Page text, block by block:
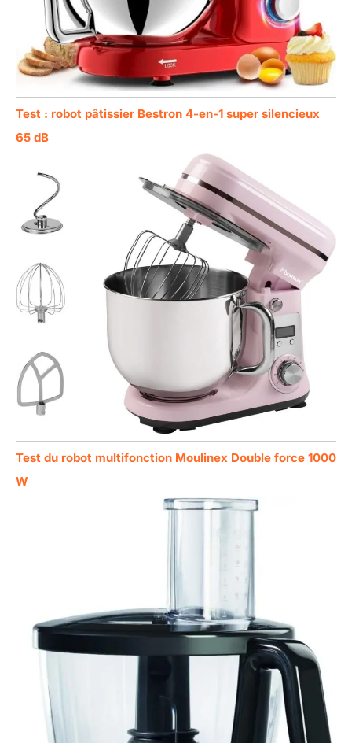
Test : robot pâtissier Bestron 4-en-1 super silencieux
65 dB
Test du robot multifonction Moulinex Double force 1000
W